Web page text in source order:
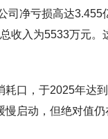
司净亏损高达
收入为5533万元
耗口，于2025年达
启动，但绝对值仍